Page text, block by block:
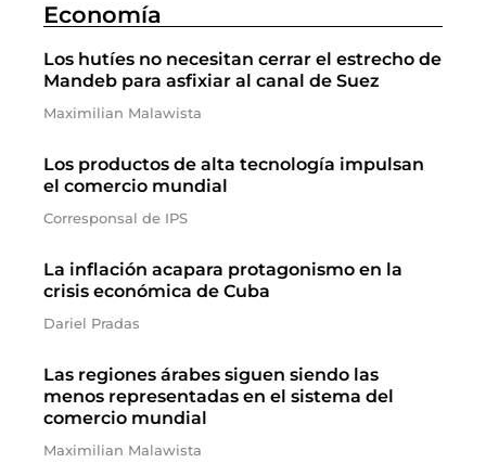
Economía
Los hutíes no necesitan cerrar el estrecho de
Mandeb para asfixiar al canal de Suez
Maximilian Malawista
Los productos de alta tecnología impulsan
el comercio mundial
Corresponsal de IPS
La inflación acapara protagonismo en la
crisis económica de Cuba
Dariel Pradas
Las regiones árabes siguen siendo las
menos representadas en el sistema del
comercio mundial
Maximilian Malawista